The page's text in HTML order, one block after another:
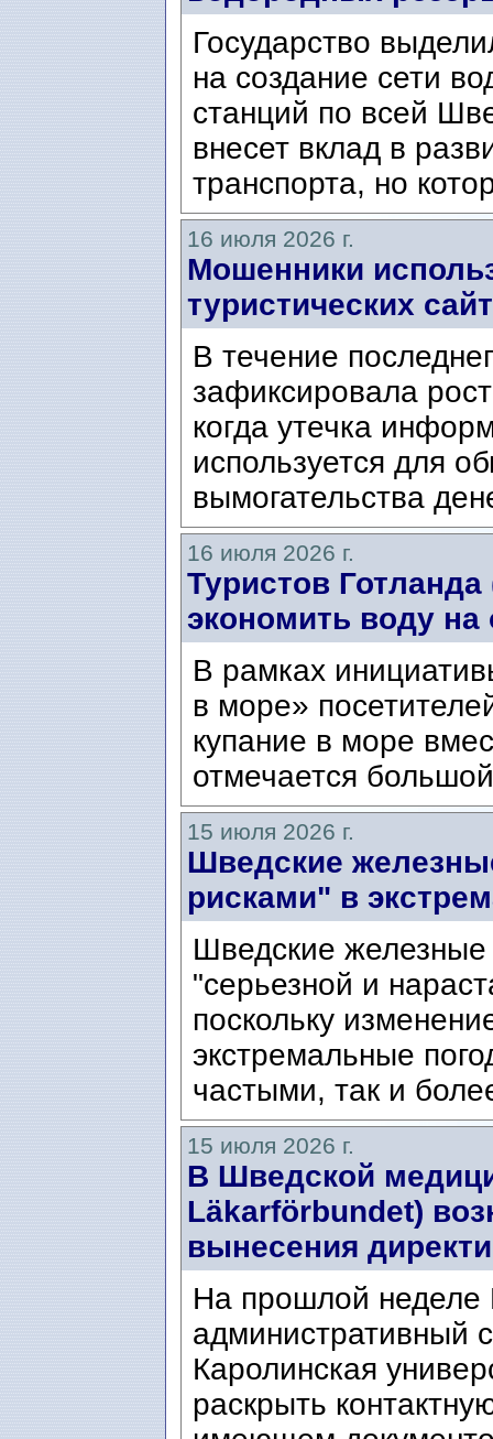
Государство
на создание сети
станций по всей
внесет вклад в
транспорта, но
16 июля 2026 г.
Мошенники
туристических
В течение
зафиксировала
когда утечка
используется для
вымогательства
16 июля 2026 г.
Туристов
экономить воду на
В рамках
в море»
купание в море
отмечается
15 июля 2026 г.
Шведские
рисками" в
Шведские железные
"серьезной и
поскольку
экстремальные
частыми, так и
15 июля 2026 г.
В Шведской
Läkarförbundet)
вынесения
На прошлой неделе
административный
Каролинская
раскрыть